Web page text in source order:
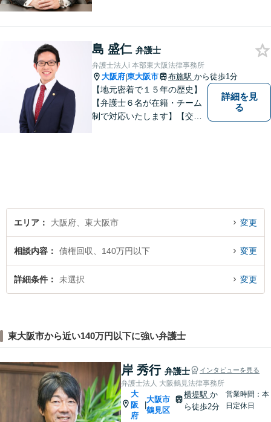
駅前店５階】 お悩みは【弁護
士法人ｉ 東大阪法律事務
所 】におまかせください！
島 盛仁 弁護士
弁護士法人i 本部東大阪法律事務所
大阪府|東大阪市 布施駅 から徒歩1分
【地元密着で１５年の歴史】
【弁護士６名が在籍・チーム
制で対応いたします】【交通
詳細を見
る
エリア 大阪府、東大阪市 変更
相談内容 債権回収、140万円以下 変更
詳細条件 未選択 変更
東大阪市から近い140万円以下に強い弁護士
岸 秀行 弁護士 インタビューを見る
弁護士法人 大阪鶴見法律事務所
大
阪
府
大阪市
鶴見区
横堤駅 か
ら徒歩2分
営業時間：本
日定休日